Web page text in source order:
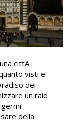
cittÃ
visti e
dei
un raid
della